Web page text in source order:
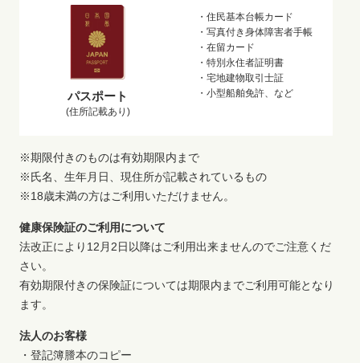
パスポート
(住所記載あり)
・住民基本台帳カード
・写真付き身体障害者手帳
・在留カード
・特別永住者証明書
・宅地建物取引士証
・小型船舶免許、など
※期限付きのものは有効期限内まで
※氏名、生年月日、現住所が記載されているもの
※18歳未満の方はご利用いただけません。
健康保険証のご利用について
法改正により12月2日以降はご利用出来ませんのでご注意くだ
さい。
有効期限付きの保険証については期限内までご利用可能となり
ます。
法人のお客様
・登記簿謄本のコピー